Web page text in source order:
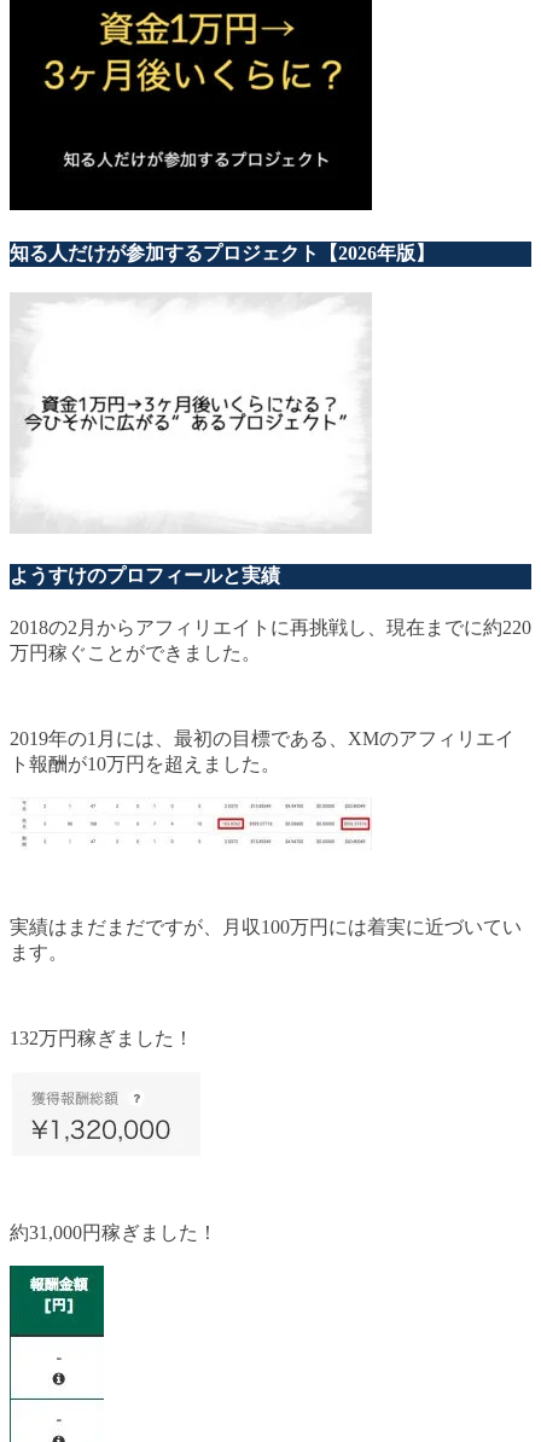
知る人だけが参加するプロジェクト【2026年版】
ようすけのプロフィールと実績
2018の2月からアフィリエイトに再挑戦し、現在までに約220
万円稼ぐことができました。
2019年の1月には、最初の目標である、XMのアフィリエイ
ト報酬が10万円を超えました。
実績はまだまだですが、月収100万円には着実に近づいてい
ます。
132万円稼ぎました！
約31,000円稼ぎました！